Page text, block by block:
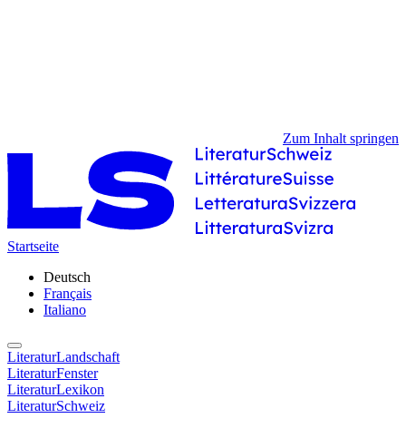
Zum Inhalt springen
Startseite
Deutsch
Français
Italiano
LiteraturLandschaft
LiteraturFenster
LiteraturLexikon
LiteraturSchweiz